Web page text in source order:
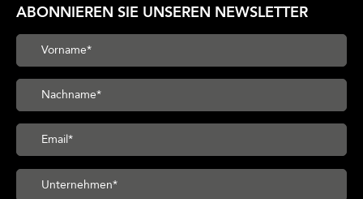
ABONNIEREN SIE UNSEREN NEWSLETTER